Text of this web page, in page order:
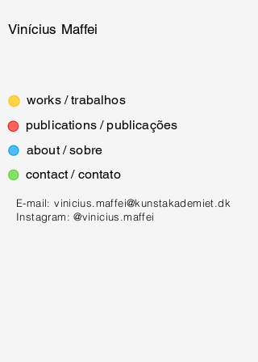
Vinícius Maffei
works / trabalhos
publications / publicações
about / sobre
contact / contato
E-mail:vinicius.maffei@kunstakademiet.dk
Instagram: @vinicius.maffei